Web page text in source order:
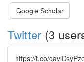
Google Scholar
Twitter (3
https://t.co/